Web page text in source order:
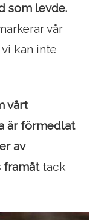
som levde.
vår
kan inte
vårt
är förmedlat
av
framåttack